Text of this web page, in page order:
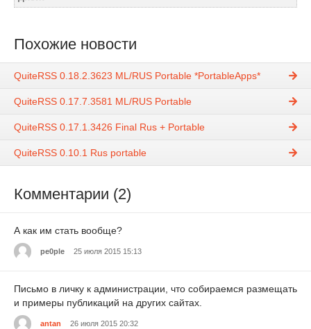
Похожие новости
QuiteRSS 0.18.2.3623 ML/RUS Portable *PortableApps*
QuiteRSS 0.17.7.3581 ML/RUS Portable
QuiteRSS 0.17.1.3426 Final Rus + Portable
QuiteRSS 0.10.1 Rus portable
Комментарии (2)
А как им стать вообще?
pe0ple 25 июля 2015 15:13
Письмо в личку к администрации, что собираемся размещать
и примеры публикаций на других сайтах.
antan 26 июля 2015 20:32